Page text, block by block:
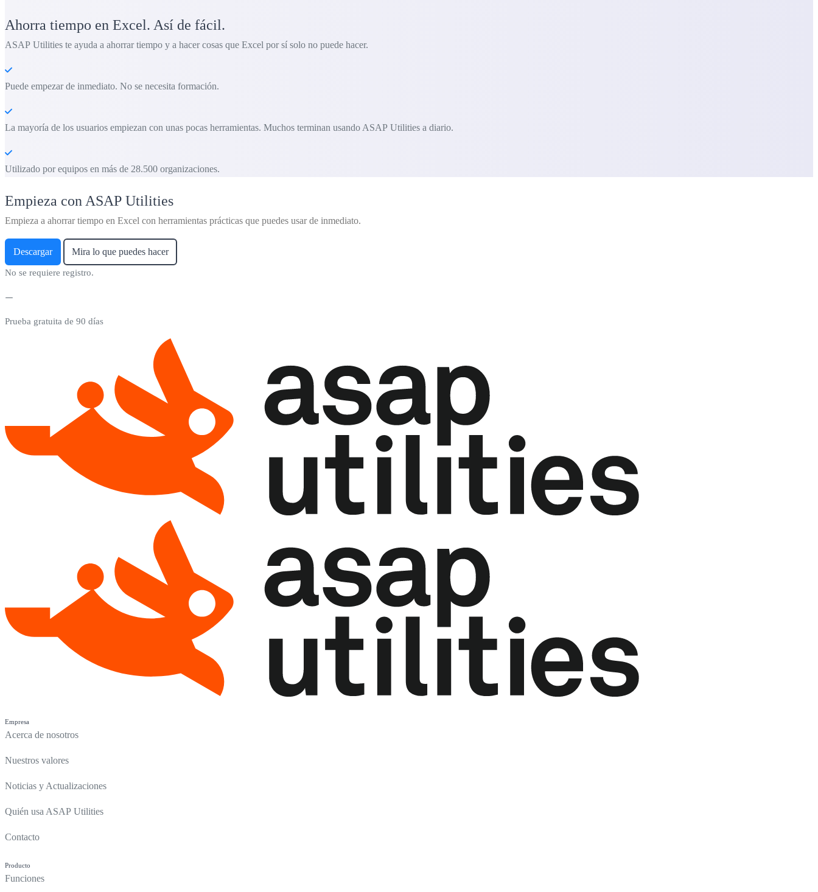
Ahorra tiempo en Excel. Así de fácil.
ASAP Utilities te ayuda a ahorrar tiempo y a hacer cosas que Excel por sí solo no puede hacer.
Puede empezar de inmediato. No se necesita formación.
La mayoría de los usuarios empiezan con unas pocas herramientas. Muchos terminan usando ASAP Utilities a diario.
Utilizado por equipos en más de 28.500 organizaciones.
Empieza con ASAP Utilities
Empieza a ahorrar tiempo en Excel con herramientas prácticas que puedes usar de inmediato.
Descargar Mira lo que puedes hacer
No se requiere registro.
Prueba gratuita de 90 días
Empresa
Acerca de nosotros
Nuestros valores
Noticias y Actualizaciones
Quién usa ASAP Utilities
Contacto
Producto
Funciones